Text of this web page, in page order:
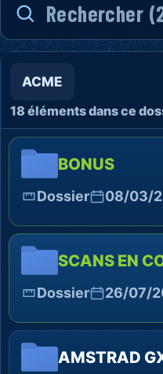
ACME
18 éléments dans ce
BONUS
Dossier 08/03/
SCANS EN
Dossier 26/07/
AMSTRAD